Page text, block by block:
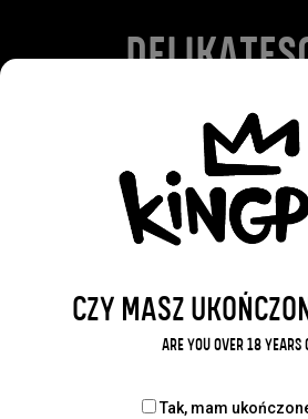
2016-10-07
WRÓĆ DO WPISÓW
Udostępnij:
CZY MASZ
ARE YOU OVER 18 YEARS
Tak, mam